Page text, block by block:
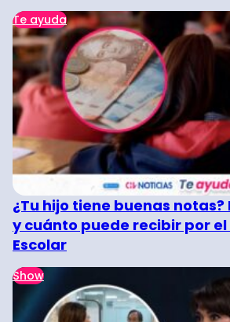
Te ayuda
¿Tu hijo tiene buenas notas?
y cuánto puede recibir por el
Escolar
Show